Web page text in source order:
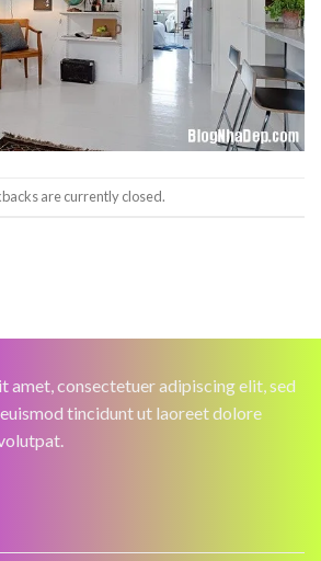
are currently closed.
amet, consectetuer adipiscing elit, sed
tincidunt ut laoreet dolore